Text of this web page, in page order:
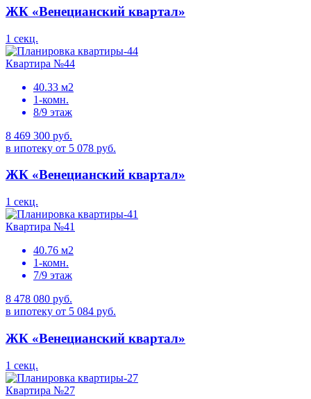
ЖК «Венецианский квартал»
1 секц.
Квартира №44
40.33 м2
1-комн.
8/9 этаж
8 469 300 руб.
в ипотеку от 5 078 руб.
ЖК «Венецианский квартал»
1 секц.
Квартира №41
40.76 м2
1-комн.
7/9 этаж
8 478 080 руб.
в ипотеку от 5 084 руб.
ЖК «Венецианский квартал»
1 секц.
Квартира №27